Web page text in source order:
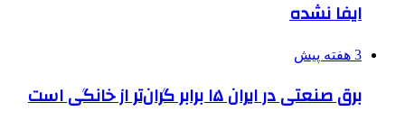
ایفا نشده
3 هفته پیش
برق صنعتی در ایران ۱۵ برابر گران‌تر از خانگی است